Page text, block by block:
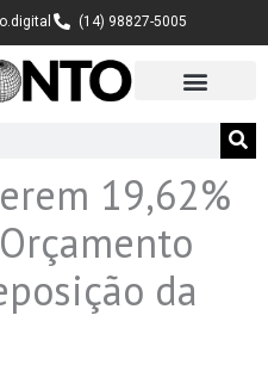
(14) 98827-5005
19,62%
da